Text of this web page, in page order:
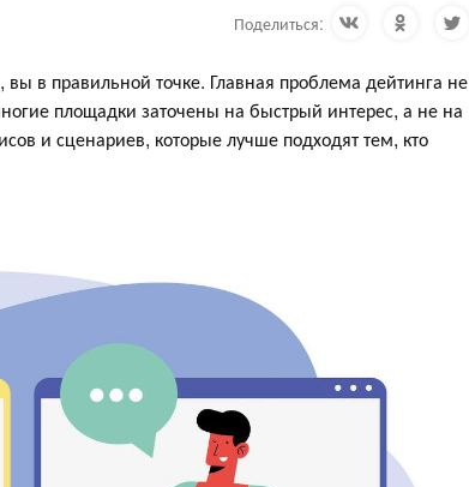
Поделиться:
в правильной точке. Главная проблема дейтинга не
площадки заточены на быстрый интерес, а не на
и сценариев, которые лучше подходят тем, кто